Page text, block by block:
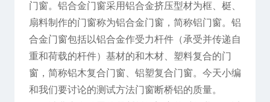
门窗。铝合金门窗采用铝合金挤压型材为框、梃、
扇料制作的门窗称为铝合金门窗，简称铝门窗。铝
合金门窗包括以铝合金作受力杆件（承受并传递自
重和荷载的杆件）基材的和木材、塑料复合的门
窗，简称铝木复合门窗、铝塑复合门窗。今天小编
和我们要讨论的测试方法门窗断桥铝的质量。